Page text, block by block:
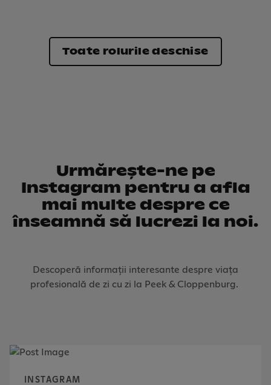
Toate rolurile deschise
Urmărește-ne pe
Instagram pentru a afla
mai multe despre ce
înseamnă să lucrezi la noi.
Descoperă informații interesante despre viața
profesională de zi cu zi la Peek & Cloppenburg.
INSTAGRAM